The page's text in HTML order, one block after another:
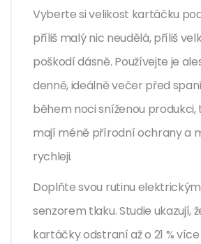
Vyberte si velikost kartáčku
příliš malý nic neudělá, příliš
poškodí dásně. Používejte je
denně, ideálně večer před
během noci sníženou
mají méně přírodní ochrany a
rychleji.
Doplňte svou rutinu
senzorem tlaku. Studie ukazují,
kartáčky odstraní až o 21 %